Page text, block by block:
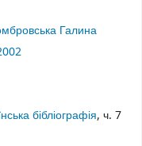
Галина
бібліографія, ч. 7